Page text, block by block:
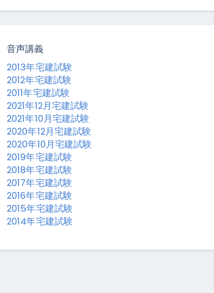
音声講義
2013年宅建試験
2012年宅建試験
2011年宅建試験
2021年12月宅建試験
2021年10月宅建試験
2020年12月宅建試験
2020年10月宅建試験
2019年宅建試験
2018年宅建試験
2017年宅建試験
2016年宅建試験
2015年宅建試験
2014年宅建試験